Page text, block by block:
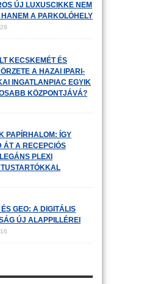
ÚJ LUXUSCIKKE NEM
A PARKOLÓHELY
KECSKEMÉT ÉS
A HAZAI IPARI-
INGATLANPIAC EGYIK
KÖZPONTJÁVÁ?
PAPÍRHALOM: ÍGY
ÁT A RECEPCIÓS
PLEXI
GEO: A DIGITÁLIS
ÚJ ALAPPILLÉREI